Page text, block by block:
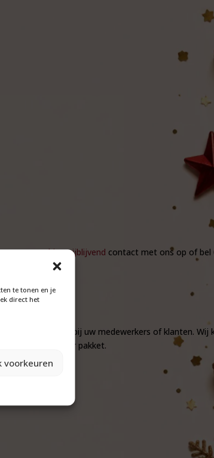
te tonen en je
direct het
voorkeuren
neemhier vrijblijvend contact met ons op of bel
weken.
laten bezorgen bij uw medewerkers of klanten. Wij
op €7,25 per pakket.